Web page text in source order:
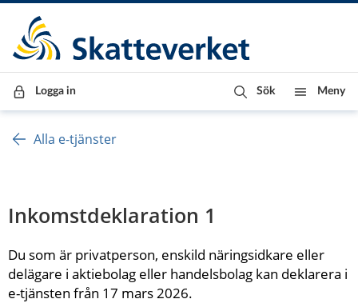
Till innehåll
Till navigationen
Till chattrobot
Logga in Sök Meny
Alla e-tjänster
Inkomstdeklaration 1
Du som är privatperson, enskild näringsidkare eller
delägare i aktiebolag eller handelsbolag kan deklarera i
e-tjänsten från 17 mars 2026.